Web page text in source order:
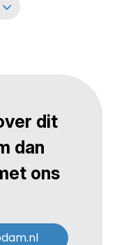
u graag
dit
dan
ons